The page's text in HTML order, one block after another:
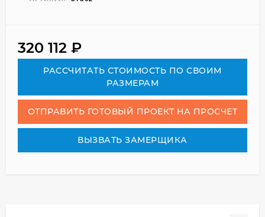
320 112 ₽
РАСCЧИТАТЬ СТОИМОСТЬ ПО СВОИМ
РАЗМЕРАМ
ОТПРАВИТЬ ГОТОВЫЙ ПРОЕКТ НА ПРОСЧЕТ
ВЫЗВАТЬ ЗАМЕРЩИКА